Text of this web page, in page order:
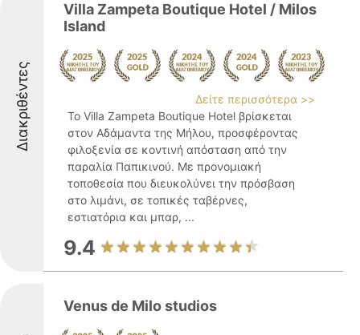
Διακριθέντες
Villa Zampeta Boutique Hotel / Milos
Island
Δείτε περισσότερα >>
Το Villa Zampeta Boutique Hotel βρίσκεται
στον Αδάμαντα της Μήλου, προσφέροντας
φιλοξενία σε κοντινή απόσταση από την
παραλία Παπικινού. Με προνομιακή
τοποθεσία που διευκολύνει την πρόσβαση
στο λιμάνι, σε τοπικές ταβέρνες,
εστιατόρια και μπαρ, ...
9.4
Venus de Milo studios